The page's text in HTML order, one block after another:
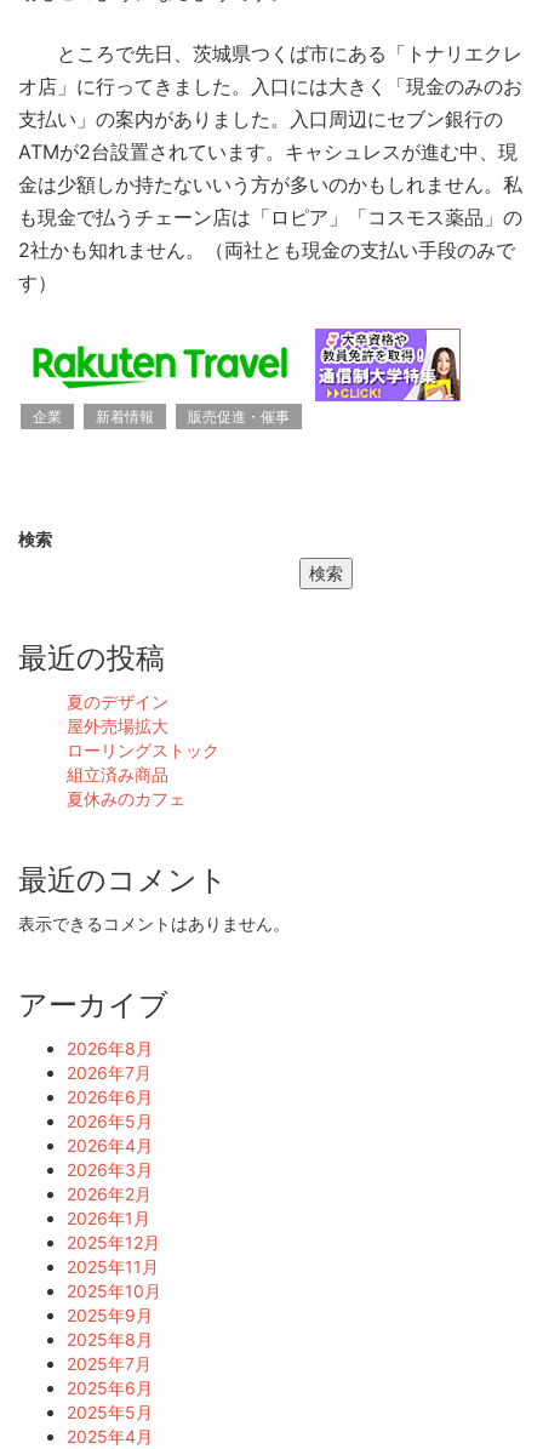
ところで先日、茨城県つくば市にある「トナリエクレ
オ店」に行ってきました。入口には大きく「現金のみのお
支払い」の案内がありました。入口周辺にセブン銀行の
ATMが2台設置されています。キャシュレスが進む中、現
金は少額しか持たないいう方が多いのかもしれません。私
も現金で払うチェーン店は「ロピア」「コスモス薬品」の
2社かも知れません。（両社とも現金の支払い手段のみで
す）
企業 新着情報 販売促進・催事
検索
検索
最近の投稿
夏のデザイン
屋外売場拡大
ローリングストック
組立済み商品
夏休みのカフェ
最近のコメント
表示できるコメントはありません。
アーカイブ
2026年8月
2026年7月
2026年6月
2026年5月
2026年4月
2026年3月
2026年2月
2026年1月
2025年12月
2025年11月
2025年10月
2025年9月
2025年8月
2025年7月
2025年6月
2025年5月
2025年4月